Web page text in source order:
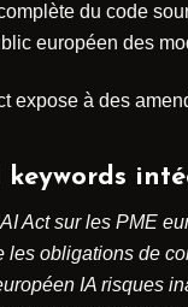
du code
européen des
expose à des
Act sur les PME
les obligations de
IA risques